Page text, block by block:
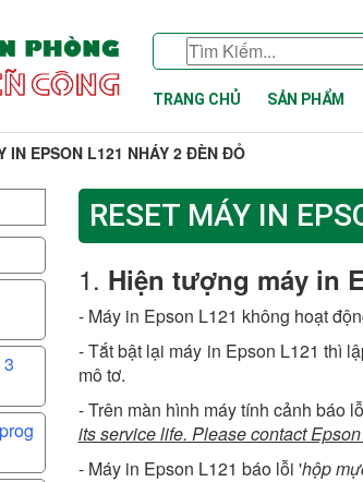
TRANG CHỦ SẢN PHẨM
IN EPSON L121 NHÁY 2 ĐÈN ĐỎ
RESET MÁY IN
1. Hiện tượng máy in
- Máy in Epson L121 không hoạt
- Tắt bật lại máy in Epson L121 thì
mô tơ.
- Trên màn hình máy tính cảnh báo
its service life. Please contact
- Máy in Epson L121 báo lỗi 'hộp